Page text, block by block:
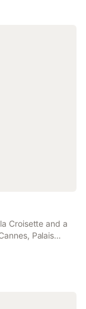
Croisette and a
Palais
with a